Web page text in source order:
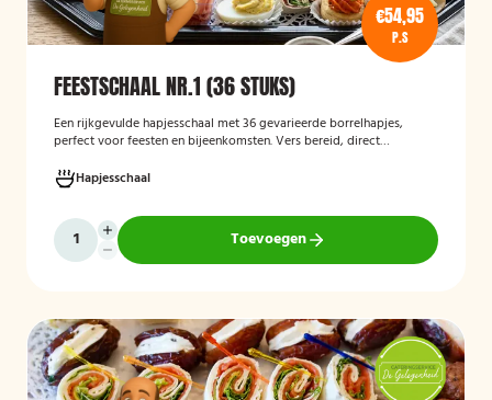
€54,95
P.S
FEESTSCHAAL NR.1 (36 STUKS)
Een rijkgevulde hapjesschaal met 36 gevarieerde borrelhapjes,
perfect voor feesten en bijeenkomsten. Vers bereid, direct
Hapjesschaal
Toevoegen